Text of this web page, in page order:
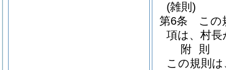
(雑則)
第6条
この
項は、村
附 則
この規則